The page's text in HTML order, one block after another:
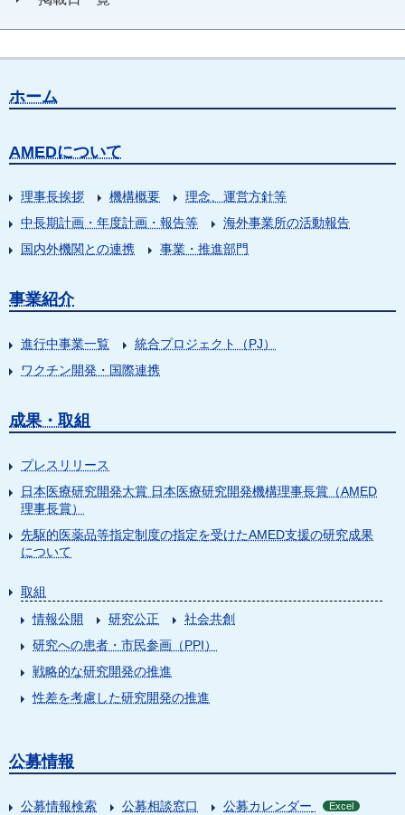
ホーム
AMEDについて
理事長挨拶 機構概要
理念、運営方針等
中長期計画・年度計画・報告等
海外事業所の活動報告
国内外機関との連携
事業・推進部門
事業紹介
進行中事業一覧
統合プロジェクト（PJ）
ワクチン開発・国際連携
成果・取組
プレスリリース
日本医療研究開発大賞 日本医療研究開発機構理事長賞（AMED
理事長賞）
先駆的医薬品等指定制度の指定を受けたAMED支援の研究成果
について
取組
情報公開
研究公正
社会共創
研究への患者・市民参画（PPI）
戦略的な研究開発の推進
性差を考慮した研究開発の推進
公募情報
公募情報検索 公募相談窓口 公募カレンダー Excel